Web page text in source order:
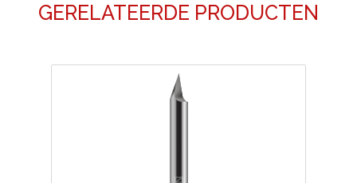
GERELATEERDE PRODUCTEN